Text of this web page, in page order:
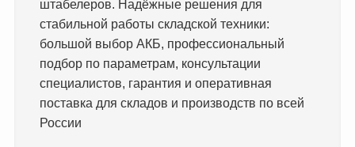
штабелеров. Надёжные решения для
стабильной работы складской техники:
большой выбор АКБ, профессиональный
подбор по параметрам, консультации
специалистов, гарантия и оперативная
поставка для складов и производств по всей
России